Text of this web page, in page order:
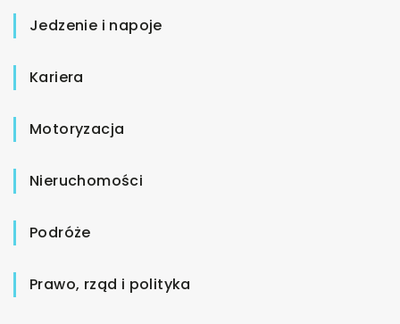
Jedzenie i napoje
Kariera
Motoryzacja
Nieruchomości
Podróże
Prawo, rząd i polityka